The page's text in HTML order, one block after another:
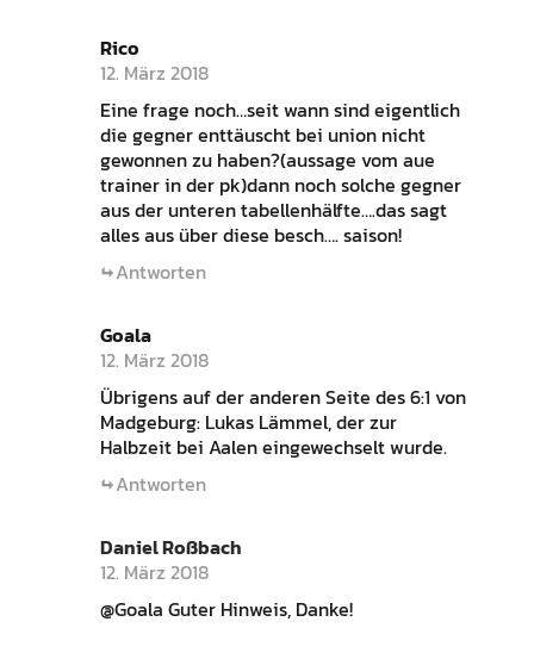
Rico
12. März 2018
Eine frage noch…seit wann sind eigentlich
die gegner enttäuscht bei union nicht
gewonnen zu haben?(aussage vom aue
trainer in der pk)dann noch solche gegner
aus der unteren tabellenhälfte….das sagt
alles aus über diese besch…. saison!
Antworten
Goala
12. März 2018
Übrigens auf der anderen Seite des 6:1 von
Madgeburg: Lukas Lämmel, der zur
Halbzeit bei Aalen eingewechselt wurde.
Antworten
Daniel Roßbach
12. März 2018
@Goala Guter Hinweis, Danke!